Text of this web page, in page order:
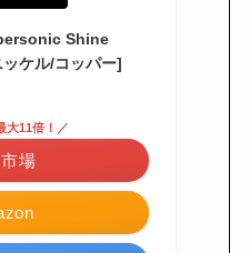
Shine
ケル/コッパー]
大11倍！／
場